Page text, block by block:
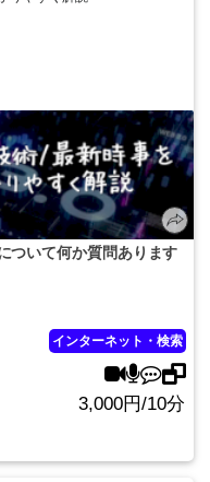
ついて何か質問あります
インターネット・検索
3,000円/10分